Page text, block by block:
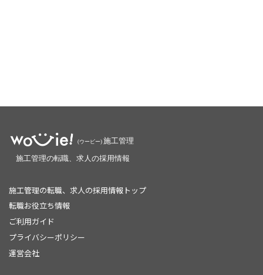
施工管理の転職、求人の採用情報トップ
転職お役立ち情報
ご利用ガイド
プライバシーポリシー
運営会社